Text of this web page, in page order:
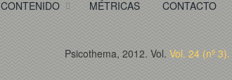
CONTENIDO MÉTRICAS CONTACTO
Psicothema, 2012. Vol. Vol. 24 (nº 3).